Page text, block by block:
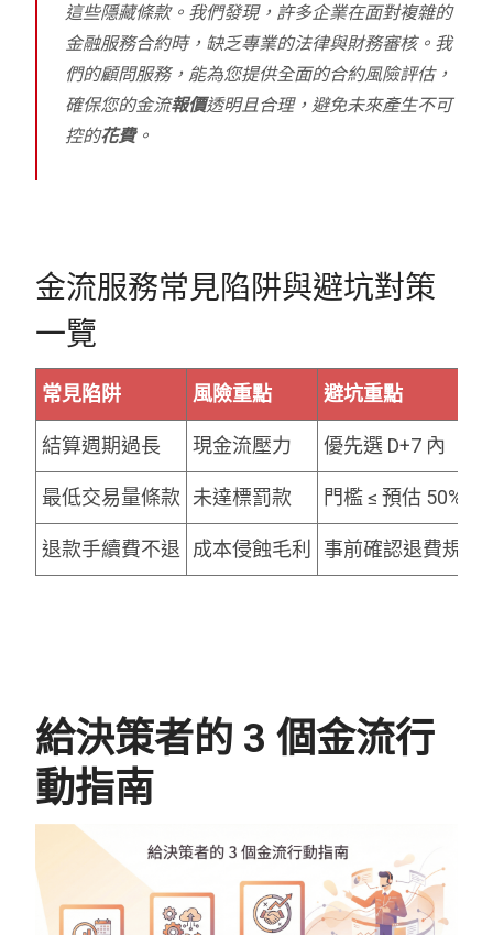
這些隱藏條款。我們發現，許多企業在面對複雜的
金融服務合約時，缺乏專業的法律與財務審核。我
們的顧問服務，能為您提供全面的合約風險評估，
確保您的金流報價透明且合理，避免未來產生不可
控的花費。
金流服務常見陷阱與避坑對策
一覽
常見陷阱 風險重點 避坑重點
結算週期過長 現金流壓力 優先選 D+7 內
最低交易量條款 未達標罰款 門檻 ≤ 預估 50%
退款手續費不退 成本侵蝕毛利 事前確認退費規則
給決策者的 3 個金流行
動指南